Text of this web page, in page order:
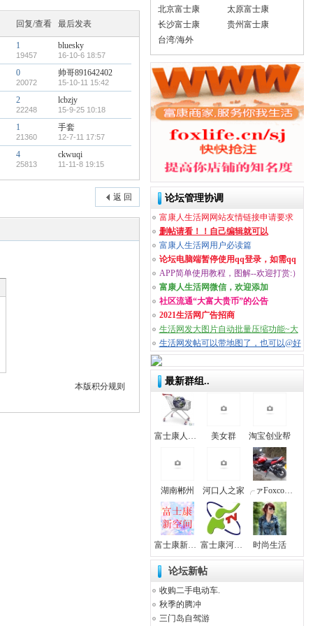
回复/查看 最后发表
1
19457
bluesky
16-10-6 18:57
0
20072
帅哥891642402
15-10-11 15:42
2
22248
lcbzjy
15-9-25 10:18
1
21360
手套
12-7-11 17:57
4
25813
ckwuqi
11-11-8 19:15
返 回
本版积分规则
北京富士康
太原富士康
长沙富士康
贵州富士康
台湾/海外
论坛管理协调
富康人生活网网站友情链接申请要求
删帖请看！！自己编辑就可以
富康人生活网用户必读篇
论坛电脑端暂停使用qq登录，如需qq
登录请下
APP简单使用教程，图解--欢迎打赏:）
富康人生活网微信，欢迎添加
社区流通“大富大贵币”的公告
2021生活网广告招商
生活网发大图片自动批量压缩功能~大
图轻松
生活网发帖可以带地图了，也可以@好
友
最新群组..
富士康人脉经营群 美女群 淘宝创业帮
湖南郴州 河口人之家 ╭ァFoxconn｀
富士康新空间 富士康河南老乡 时尚生活
论坛新帖
收购二手电动车.
秋季的腾冲
三门岛自驾游